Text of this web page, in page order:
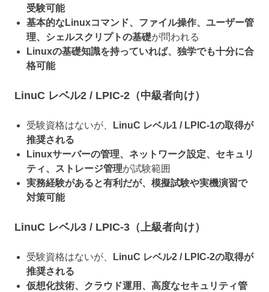
受験可能
基本的なLinuxコマンド、ファイル操作、ユーザー管
理、シェルスクリプトの基礎が問われる
Linuxの基礎知識を持っていれば、独学でも十分に合
格可能
LinuC レベル2 / LPIC-2（中級者向け）
受験資格はないが、
LinuC レベル1 / LPIC-1の取得が
推奨される
Linuxサーバーの管理、ネットワーク設定、セキュリ
ティ、ストレージ管理が試験範囲
実務経験があると有利だが、模擬試験や実機演習で
対策可能
LinuC レベル3 / LPIC-3（上級者向け）
受験資格はないが、
LinuC レベル2 / LPIC-2の取得が
推奨される
仮想化技術、クラウド運用、高度なセキュリティ管